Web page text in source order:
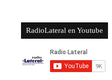
RadioLateral en Youtube